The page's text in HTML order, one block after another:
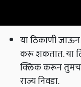
या ठिकाणी जाऊन
करू शकतात. या
क्लिक करून
राज्य निवडा.